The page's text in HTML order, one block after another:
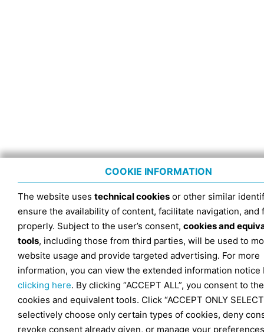
COOKIE INFORMATION
The website uses technical cookies or other similar
ensure the availability of content, facilitate navigation, and
properly. Subject to the user’s consent, cookies and
tools, including those from third parties, will be used to
website usage and provide targeted advertising. For more
information, you can view the extended information notice
clicking here. By clicking “ACCEPT ALL”, you consent to
cookies and equivalent tools. Click “ACCEPT ONLY
selectively choose only certain types of cookies, deny
revoke consent already given, or manage your